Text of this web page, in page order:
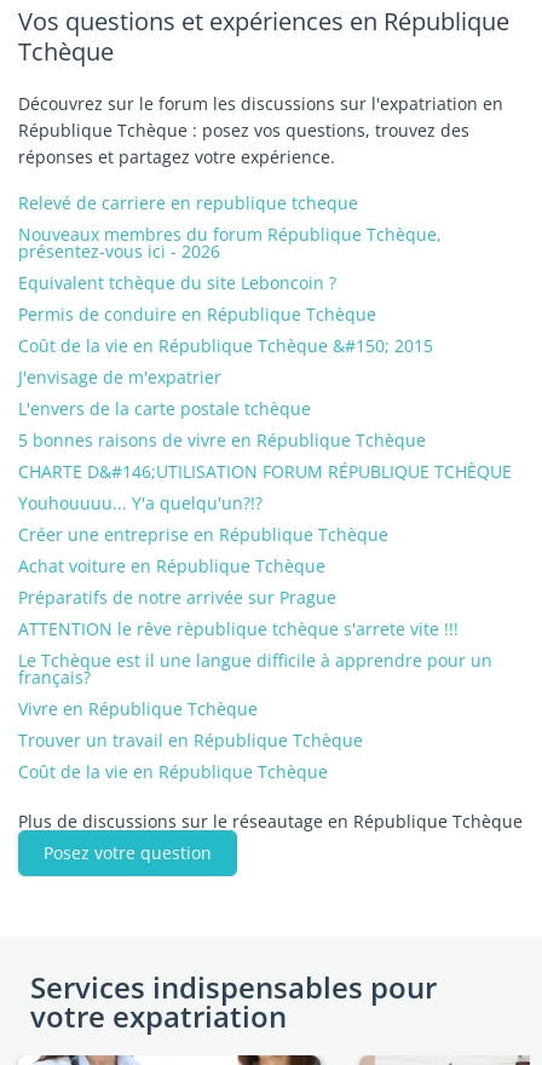
Vos questions et expériences en République
Tchèque
Découvrez sur le forum les discussions sur l'expatriation en
République Tchèque : posez vos questions, trouvez des
réponses et partagez votre expérience.
Relevé de carriere en republique tcheque
Nouveaux membres du forum République Tchèque,
présentez-vous ici - 2026
Equivalent tchèque du site Leboncoin ?
Permis de conduire en République Tchèque
Coût de la vie en République Tchèque &#150; 2015
J'envisage de m'expatrier
L'envers de la carte postale tchèque
5 bonnes raisons de vivre en République Tchèque
CHARTE D&#146;UTILISATION FORUM RÉPUBLIQUE TCHÈQUE
Youhouuuu... Y'a quelqu'un?!?
Créer une entreprise en République Tchèque
Achat voiture en République Tchèque
Préparatifs de notre arrivée sur Prague
ATTENTION le rêve rèpublique tchèque s'arrete vite !!!
Le Tchèque est il une langue difficile à apprendre pour un
français?
Vivre en République Tchèque
Trouver un travail en République Tchèque
Coût de la vie en République Tchèque
Plus de discussions sur le réseautage en République Tchèque
Posez votre question
Services indispensables pour
votre expatriation